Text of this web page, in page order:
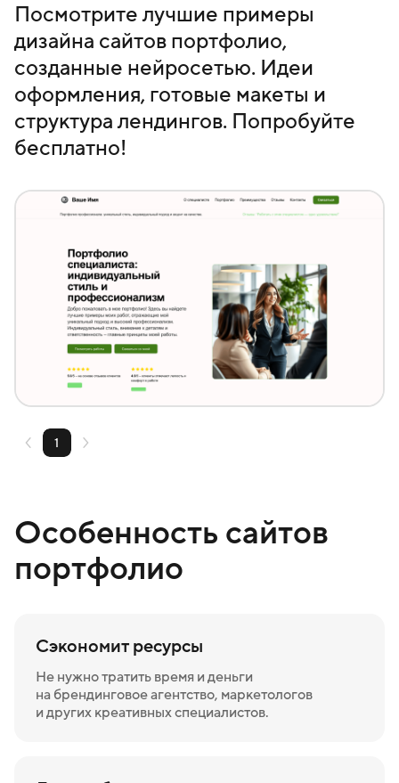
Посмотрите лучшие примеры
дизайна сайтов портфолио,
созданные нейросетью. Идеи
оформления, готовые макеты и
структура лендингов. Попробуйте
бесплатно!
Создать похожий
1
Особенность сайтов
портфолио
Сэкономит ресурсы
Не нужно тратить время и деньги
на брендинговое агентство, маркетологов
и других креативных специалистов.